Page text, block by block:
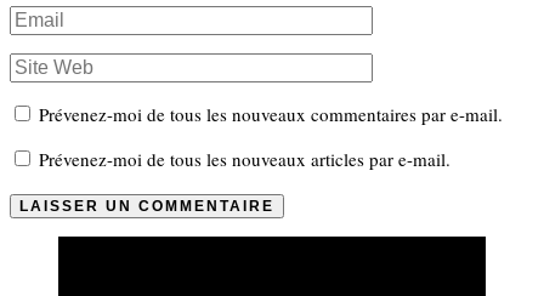
Prévenez-moi de tous les nouveaux commentaires par e-mail.
Prévenez-moi de tous les nouveaux articles par e-mail.